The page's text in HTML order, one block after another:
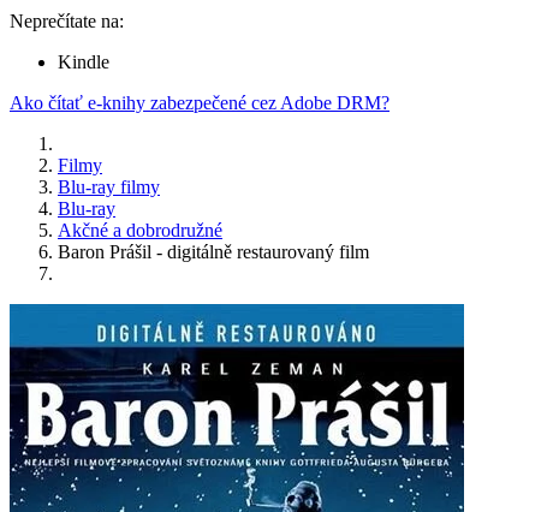
Neprečítate na:
Kindle
Ako čítať e-knihy zabezpečené cez Adobe DRM?
Filmy
Blu-ray filmy
Blu-ray
Akčné a dobrodružné
Baron Prášil - digitálně restaurovaný film